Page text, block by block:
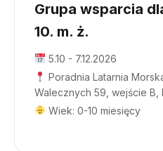
Grupa wsparcia
10. m. ż.
5.10 - 7.12.2026
Poradnia Latarnia
Walecznych 59, wejście B,
Wiek: 0-10 miesięcy